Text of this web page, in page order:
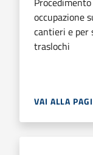
occupazione
cantieri e per
traslochi
VAI ALLA